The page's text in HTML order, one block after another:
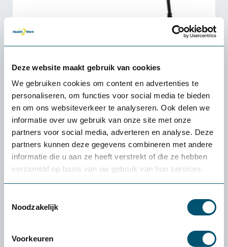
Deze website maakt gebruik van cookies
We gebruiken cookies om content en advertenties te
personaliseren, om functies voor social media te bieden
en om ons websiteverkeer te analyseren. Ook delen we
informatie over uw gebruik van onze site met onze
partners voor social media, adverteren en analyse. Deze
partners kunnen deze gegevens combineren met andere
informatie die u aan ze heeft verstrekt of die ze hebben
verzameld op basis van uw gebruik van hun services.
Noodzakelijk
Voorkeuren
Ergostars Saturnus S-board 840